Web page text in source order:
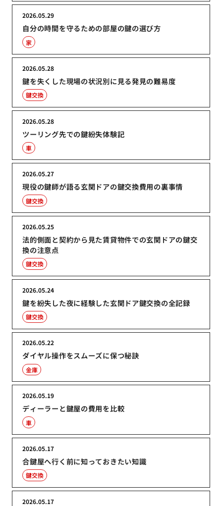
自分の時間を守るための部屋の鍵の選び方
2026.05.29
家
鍵を失くした現場の状況別に見る発見の難易度
2026.05.28
鍵交換
ツーリング先での鍵紛失体験記
2026.05.28
車
現役の鍵師が語る玄関ドアの鍵交換費用の裏事情
2026.05.27
鍵交換
法的側面と契約から見た賃貸物件での玄関ドアの鍵交
換の注意点
2026.05.25
鍵交換
鍵を紛失した夜に経験した玄関ドア鍵交換の全記録
2026.05.24
鍵交換
ダイヤル操作をスムーズに保つ秘訣
2026.05.22
金庫
ディーラーと鍵屋の費用を比較
2026.05.19
車
合鍵屋へ行く前に知っておきたい知識
2026.05.17
鍵交換
2026.05.17